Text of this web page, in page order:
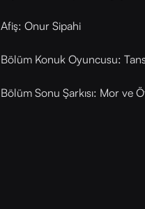
Afiş: Onur Sipahi
Bölüm Konuk Oyuncusu:
Bölüm Sonu Şarkısı: Mor ve